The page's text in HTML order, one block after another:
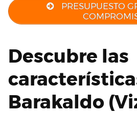
PRESUPUESTO
Descubre las
Barakaldo